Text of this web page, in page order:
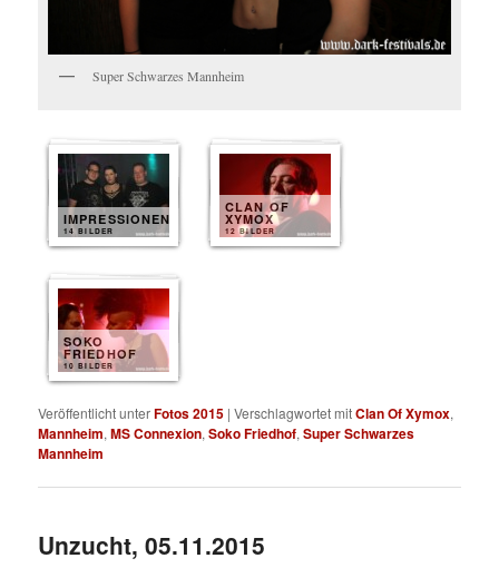
Super Schwarzes Mannheim
IMPRESSIONEN
14 BILDER
CLAN OF
XYMOX
12 BILDER
SOKO
FRIEDHOF
10 BILDER
Veröffentlicht unterFotos 2015 |Verschlagwortet mitClan Of Xymox,
Mannheim,MS Connexion,Soko Friedhof,Super Schwarzes
Mannheim
Unzucht, 05.11.2015